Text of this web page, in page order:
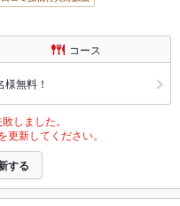
コース
無料！
しました。
新してください。
する